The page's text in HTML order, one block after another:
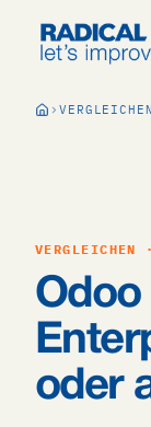
VERGLEICHEN
VERGLEICHEN
Odoo
oder